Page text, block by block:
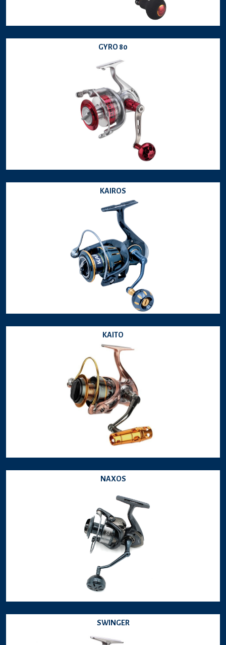
GYRO 80
KAIROS
KAITO
NAXOS
SWINGER